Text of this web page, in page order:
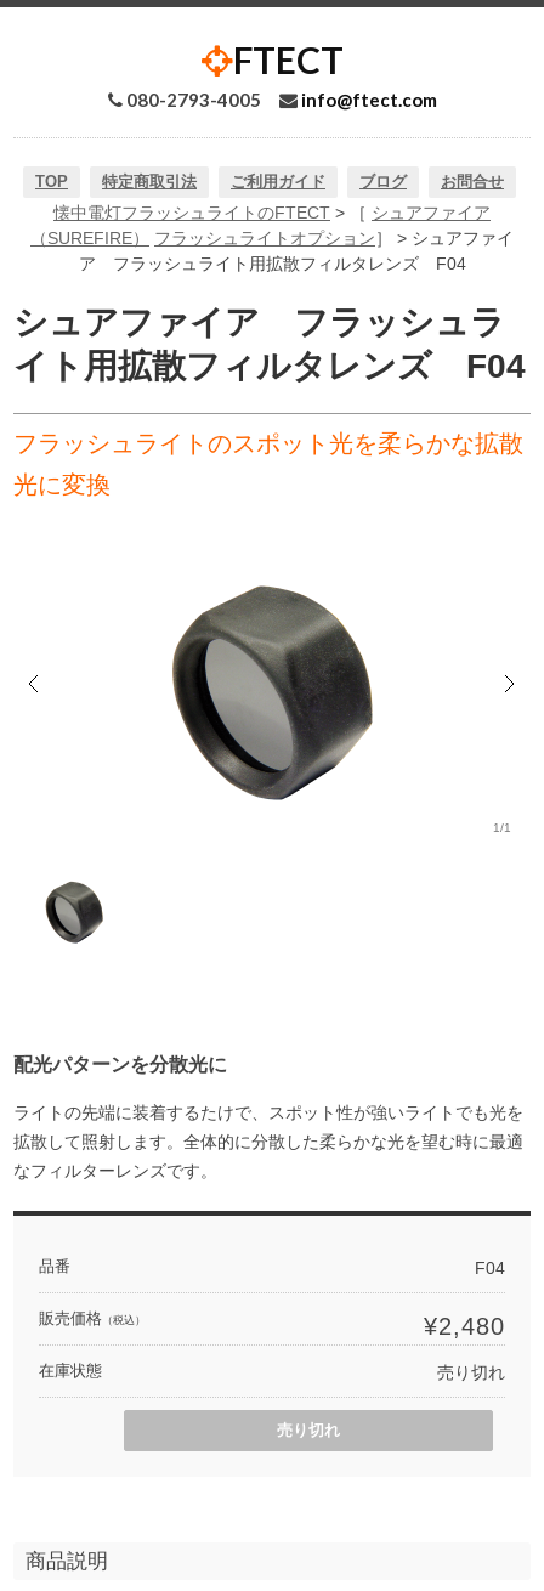
FTECT
080-2793-4005 info@ftect.com
TOP 特定商取引法 ご利用ガイド ブログ お問合せ
懐中電灯フラッシュライトのFTECT > ［ シュアファイア
（SUREFIRE）
フラッシュライトオプション］ > シュアファイ
ア フラッシュライト用拡散フィルタレンズ F04
シュアファイア フラッシュラ
イト用拡散フィルタレンズ F04
フラッシュライトのスポット光を柔らかな拡散
光に変換
1/1
配光パターンを分散光に
ライトの先端に装着するたけで、スポット性が強いライトでも光を
拡散して照射します。全体的に分散した柔らかな光を望む時に最適
なフィルターレンズです。
品番 F04
販売価格 （税込） ¥2,480
在庫状態 売り切れ
売り切れ
商品説明